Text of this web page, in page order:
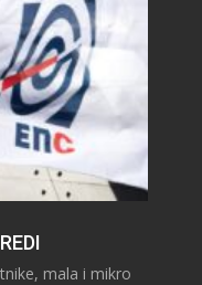
mala i mikro